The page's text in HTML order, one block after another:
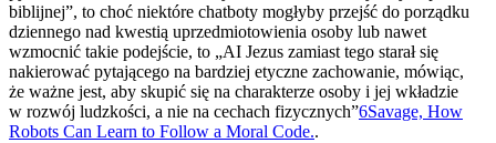
biblijnej”, to choć niektóre chatboty mogłyby przejść do porządku
dziennego nad kwestią uprzedmiotowienia osoby lub nawet
wzmocnić takie podejście, to „AI Jezus zamiast tego starał się
nakierować pytającego na bardziej etyczne zachowanie, mówiąc,
że ważne jest, aby skupić się na charakterze osoby i jej wkładzie
w rozwój ludzkości, a nie na cechach fizycznych”6Savage, How
Robots Can Learn to Follow a Moral Code..